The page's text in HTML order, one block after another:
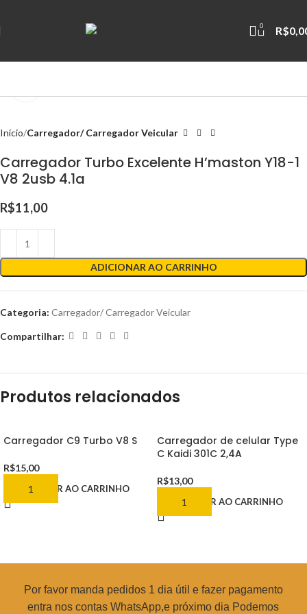
0 R$
Início Carregador/ Carregador Veicular
Carregador Turbo Excelente H’maston Y18-1
V8 2usb 4.1a
R$11,00
ADICIONAR AO CARRINHO
Categoria: Carregador/ Carregador Veicular
Compartilhar:
Produtos relacionados
Carregador C9 Turbo V8 S
R$15,00
ADICIONAR AO CARRINHO
Carregador de celular Type
C Kaidi 301C 2,4A
R$13,00
ADICIONAR AO CARRINHO
Por favor manda pedidos 1 dia útil e fazer pagamento
entra nos contas WhatsApp,e próximo dia Podemos